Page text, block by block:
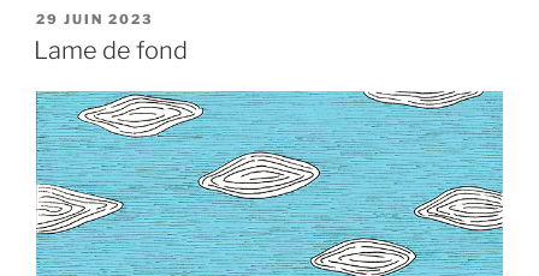
PUBLIÉ
LE
29 JUIN 2023
Lame de fond